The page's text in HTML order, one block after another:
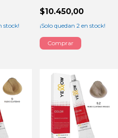
stock!
$10.450,00
¡Solo quedan2 en stock!